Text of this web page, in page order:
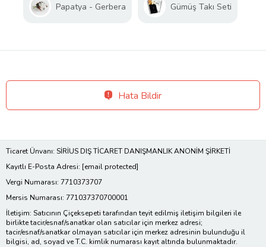
Papatya - Gerbera Gümüş Takı Seti
Hata Bildir
Ticaret Ünvanı: SİRİUS DIŞ TİCARET DANIŞMANLIK ANONİM ŞİRKETİ
Kayıtlı E-Posta Adresi: [email protected]
Vergi Numarası: 7710373707
Mersis Numarası: 771037370700001
İletişim: Satıcının Çiçeksepeti tarafından teyit edilmiş iletişim bilgileri ile
birlikte tacir/esnaf/sanatkar olan satıcılar için merkez adresi;
tacir/esnaf/sanatkar olmayan satıcılar için merkez adresinin bulunduğu il
bilgisi, ad, soyad ve T.C. kimlik numarası kayıt altında bulunmaktadır.